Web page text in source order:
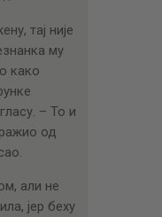
тај није
му
како
– То и
од
али не
јер беху